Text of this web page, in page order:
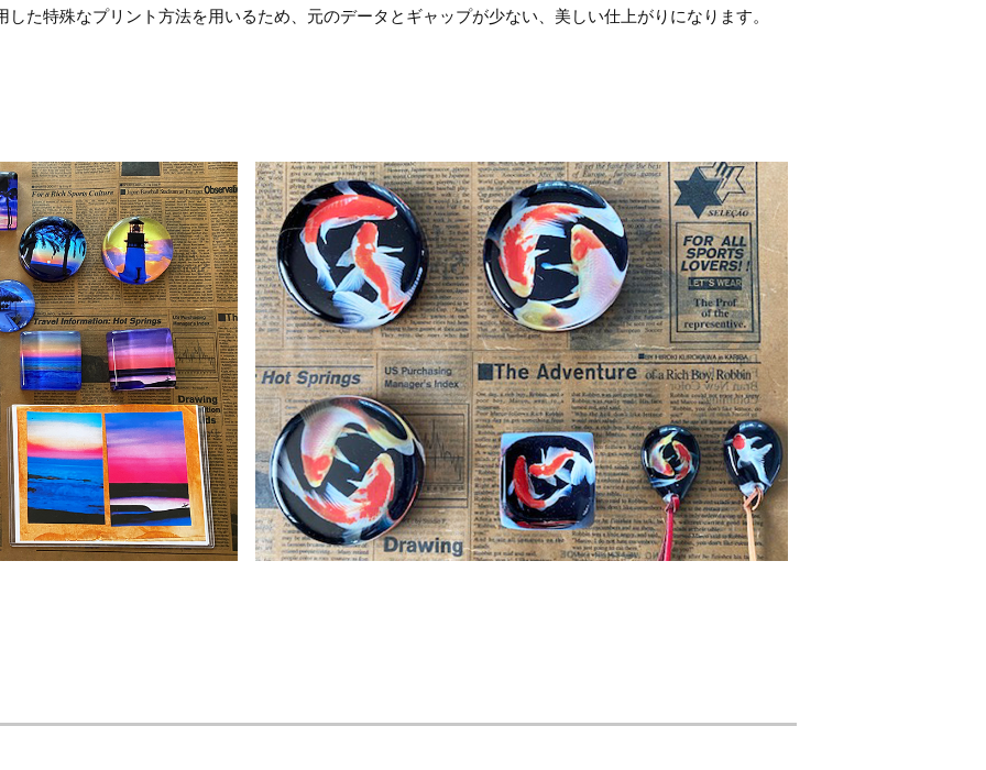
た特殊なプリント方法を用いるため、元のデータとギャップが少ない、美しい仕上がりになります。